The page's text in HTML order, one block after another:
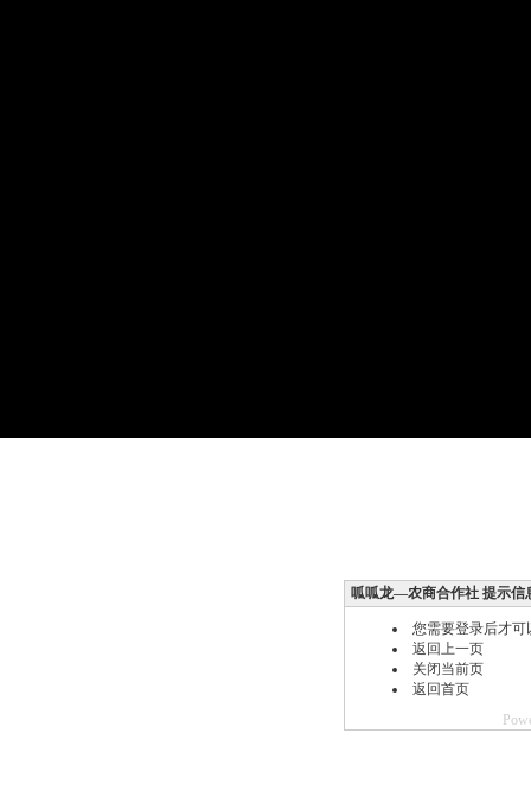
呱呱龙—农商合作社 提示信
您需要登录后才可
返回上一页
关闭当前页
返回首页